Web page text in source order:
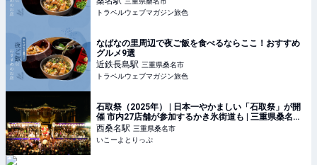
トラベルウェブマガジン旅色
なばなの里周辺で夜ご飯を食べるならここ！おすすめ
グルメ9選
近鉄長島駅 三重県桑名市
トラベルウェブマガジン旅色
石取祭（2025年） | 日本一やかましい「石取祭」が開
催 市内27店舗が参加するかき氷街道も | 三重県桑名市 |
いこーよとりっぷ
西桑名駅 三重県桑名市
いこーよとりっぷ